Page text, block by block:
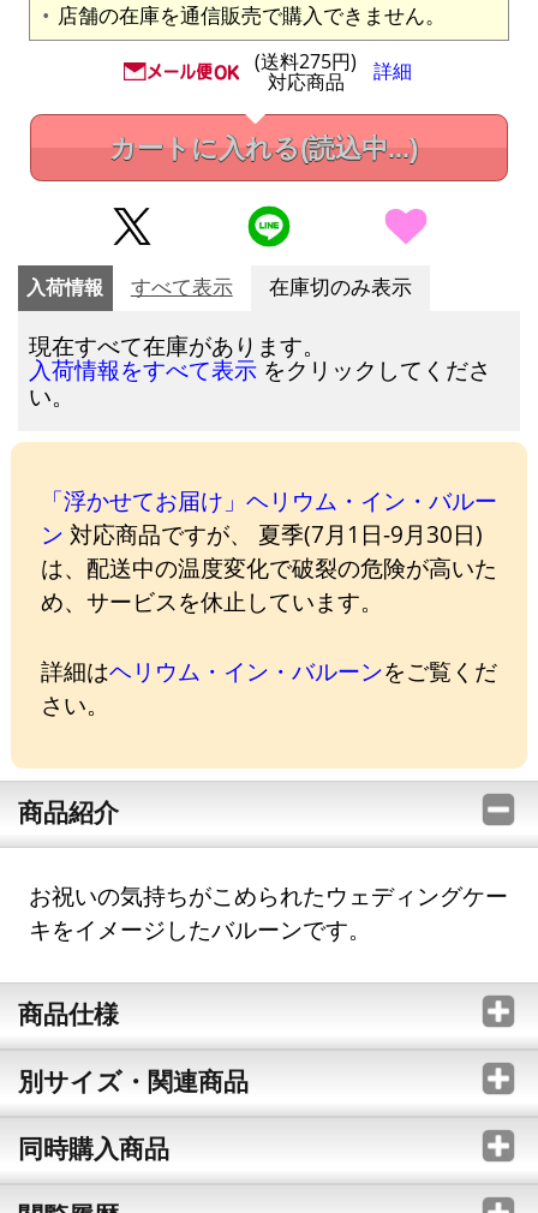
店舗の在庫を通信販売で購入できません。
(送料275円)
対応商品 詳細
カートに入れる(読込中...)
入荷情報 すべて表示 在庫切のみ表示
現在すべて在庫があります。
入荷情報をすべて表示 をクリックしてくださ
い。
「浮かせてお届け」ヘリウム・イン・バルー
ン 対応商品ですが、 夏季(7月1日-9月30日)
は、配送中の温度変化で破裂の危険が高いた
め、サービスを休止しています。
詳細はヘリウム・イン・バルーンをご覧くだ
さい。
商品紹介
お祝いの気持ちがこめられたウェディングケー
キをイメージしたバルーンです。
商品仕様
別サイズ・関連商品
同時購入商品